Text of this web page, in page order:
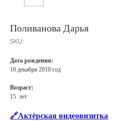
Поливанова Дарья
SKU:
Дата рождения:
10 декабря 2010 год
Возраст:
15 лет
🔗Актёрская видеовизитка